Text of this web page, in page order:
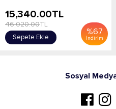
%67
İndirim
15,340.00TL
46,020.00TL
Sepete Ekle
Sosyal